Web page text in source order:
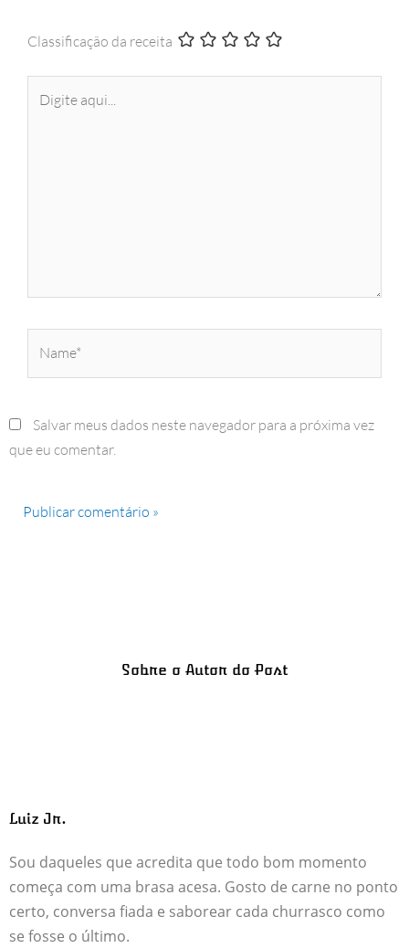
Classificação da receita
aqui...
Salvar meus dados neste navegador para a próxima vez
que eu comentar.
Sobre o Autor do Post
Luiz Jr.
Sou daqueles que acredita que todo bom momento
começa com uma brasa acesa. Gosto de carne no ponto
certo, conversa fiada e saborear cada churrasco como
se fosse o último.